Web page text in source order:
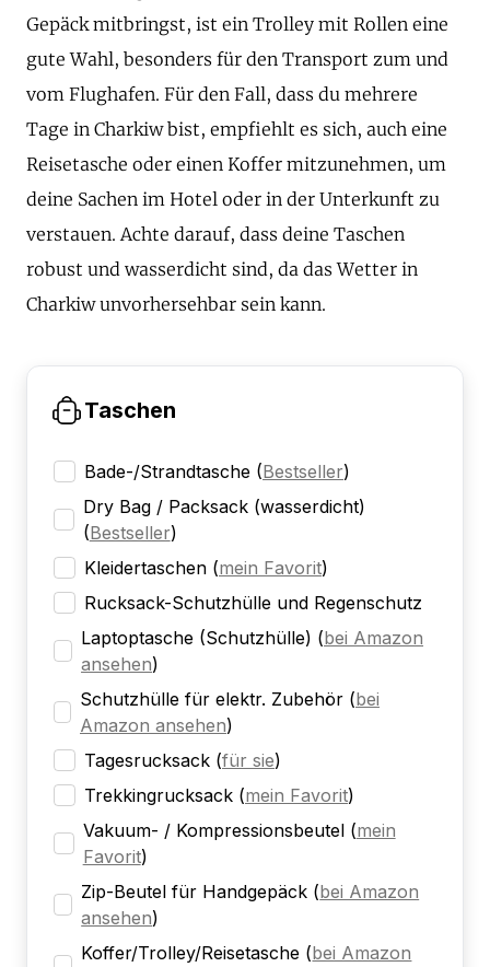
Gepäck mitbringst, ist ein Trolley mit Rollen eine
gute Wahl, besonders für den Transport zum und
vom Flughafen. Für den Fall, dass du mehrere
Tage in Charkiw bist, empfiehlt es sich, auch eine
Reisetasche oder einen Koffer mitzunehmen, um
deine Sachen im Hotel oder in der Unterkunft zu
verstauen. Achte darauf, dass deine Taschen
robust und wasserdicht sind, da das Wetter in
Charkiw unvorhersehbar sein kann.
Taschen
Bade-/Strandtasche (Bestseller)
Dry Bag / Packsack (wasserdicht)
(Bestseller)
Kleidertaschen (mein Favorit)
Rucksack-Schutzhülle und Regenschutz
Laptoptasche (Schutzhülle) (bei Amazon
ansehen)
Schutzhülle für elektr. Zubehör (bei
Amazon ansehen)
Tagesrucksack (für sie)
Trekkingrucksack (mein Favorit)
Vakuum- / Kompressionsbeutel (mein
Favorit)
Zip-Beutel für Handgepäck (bei Amazon
ansehen)
Koffer/Trolley/Reisetasche (bei Amazon